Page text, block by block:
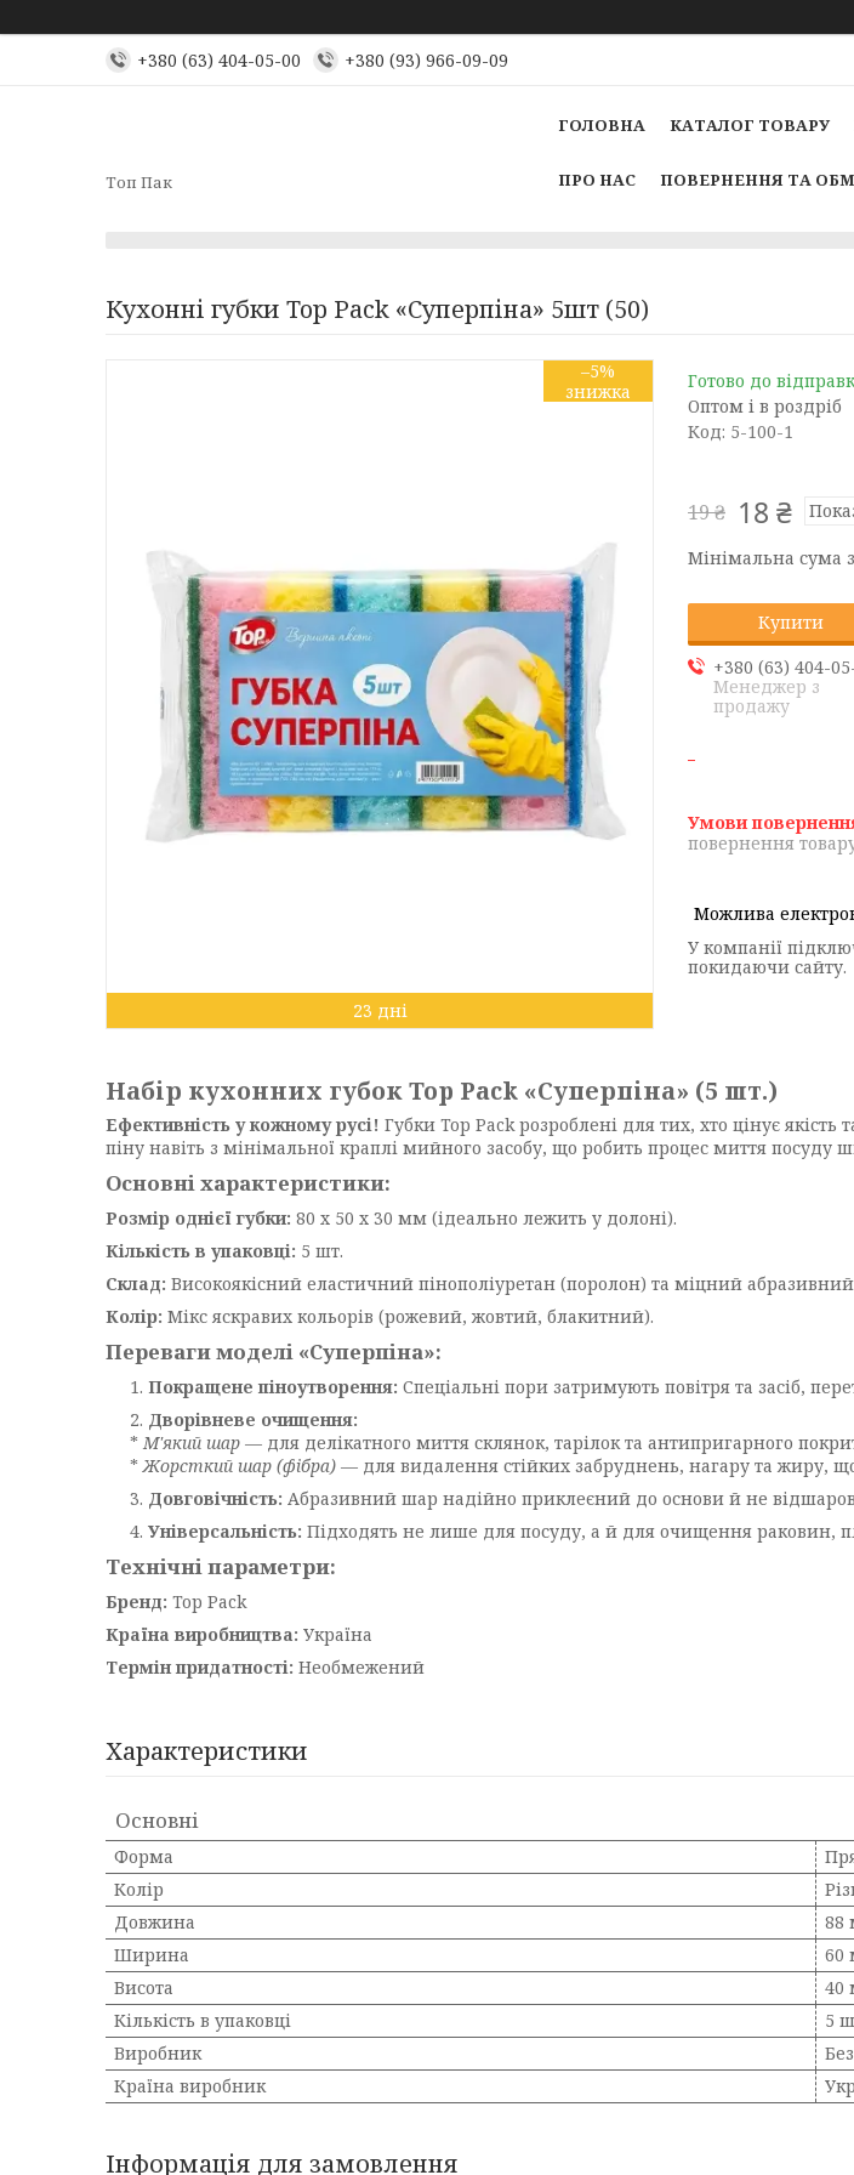
+380 (63) 404-05-00 +380 (93) 966-09-09
Топ Пак
ГОЛОВНА КАТАЛОГ ТОВАРУ
ПРО НАС ПОВЕРНЕННЯ ТА
Кухонні губки Top Pack «Суперпіна» 5шт (50)
–5%
23 дні
Готово до
Оптом і в роздріб
Код: 5-100-1
19 ₴ 18 ₴
Мінімальна сума
Купити
+380 (63) 404-
Менеджер з
продажу
повернення
У компанії
покидаючи сайту.
Набір кухонних губок Top Pack «Суперпіна» (5 шт.)
Ефективність у кожному русі! Губки Top Pack розроблені для тих, хто цінує
піну навіть з мінімальної краплі мийного засобу, що робить процес миття
Основні характеристики:
Розмір однієї губки: 80 х 50 х 30 мм (ідеально лежить у долоні).
Кількість в упаковці: 5 шт.
Склад: Високоякісний еластичний пінополіуретан (поролон) та міцний
Колір: Мікс яскравих кольорів (рожевий, жовтий, блакитний).
Переваги моделі «Суперпіна»:
Покращене піноутворення: Спеціальні пори затримують повітря та засіб,
Дворівневе очищення:
*М'який шар — для делікатного миття склянок, тарілок та антипригарного
*Жорсткий шар (фібра) — для видалення стійких забруднень, нагару та жиру, що
Довговічність: Абразивний шар надійно приклеєний до основи й не
Універсальність: Підходять не лише для посуду, а й для очищення раковин,
Технічні параметри:
Бренд: Top Pack
Країна виробництва: Україна
Термін придатності: Необмежений
Характеристики
Основні
Форма
Колір
Довжина
88
Ширина
60
Висота
40
Кількість в упаковці
5
Виробник
Країна виробник
Інформація для замовлення